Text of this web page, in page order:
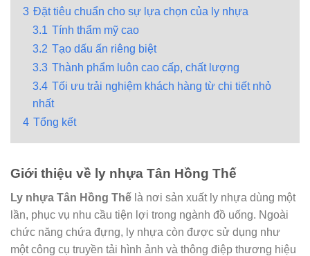
3 Đặt tiêu chuẩn cho sự lựa chọn của ly nhựa
3.1 Tính thẩm mỹ cao
3.2 Tạo dấu ấn riêng biệt
3.3 Thành phẩm luôn cao cấp, chất lượng
3.4 Tối ưu trải nghiệm khách hàng từ chi tiết nhỏ
nhất
4 Tổng kết
Giới thiệu về ly nhựa Tân Hồng Thế
Ly nhựa Tân Hồng Thế là nơi sản xuất ly nhựa dùng một
lần, phục vụ nhu cầu tiện lợi trong ngành đồ uống. Ngoài
chức năng chứa đựng, ly nhựa còn được sử dụng như
một công cụ truyền tải hình ảnh và thông điệp thương hiệu